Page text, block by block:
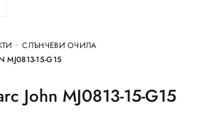
СЛЪНЧЕВИ ОЧИЛА
MJ0813-15-G15
John MJ0813-15-G15